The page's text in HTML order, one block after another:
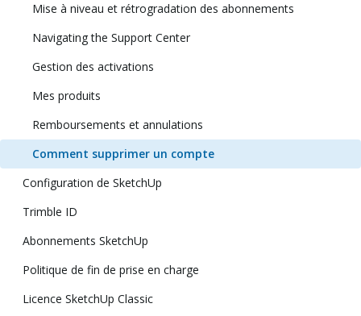
Mise à niveau et rétrogradation des abonnements
Navigating the Support Center
Gestion des activations
Mes produits
Remboursements et annulations
Comment supprimer un compte
Configuration de SketchUp
Trimble ID
Abonnements SketchUp
Politique de fin de prise en charge
Licence SketchUp Classic